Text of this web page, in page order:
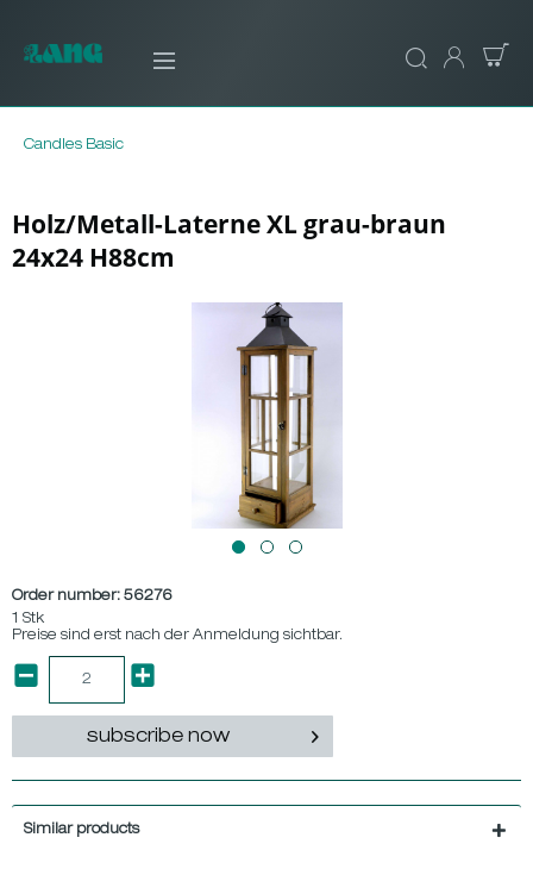
Candles Basic
Holz/Metall-Laterne XL grau-braun
24x24 H88cm
Order number: 56276
1 Stk
Preise sind erst nach der Anmeldung sichtbar.
subscribe now
Similar products